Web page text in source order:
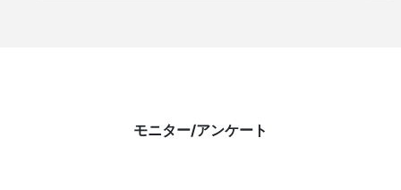
モニター/アンケート